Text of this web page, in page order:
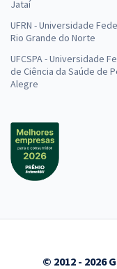
Jataí
UFRN - Universidade
Rio Grande do Norte
UFCSPA - Universidade
de Ciência da Saúde de
Alegre
© 2012 - 2026